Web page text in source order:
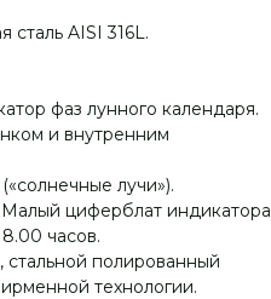
AISI 316L.
фаз лунного календаря.
и внутренним
лучи»).
циферблат индикатора
часов.
полированный
технологии.